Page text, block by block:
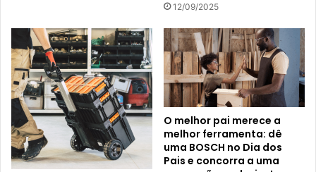
12/09/2025
O melhor pai merece a
melhor ferramenta: dê
uma BOSCH no Dia dos
Pais e concorra a uma